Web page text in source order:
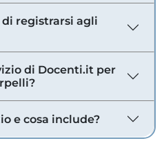
registrarsi agli
di Docenti.it per
e cosa include?